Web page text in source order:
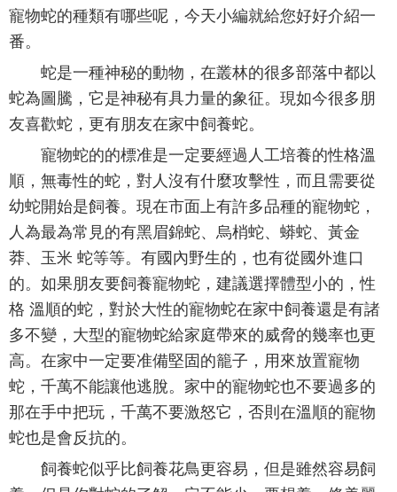
寵物蛇的種類有哪些呢，今天小編就給您好好介紹一
番。
蛇是一種神秘的動物，在叢林的很多部落中都以
蛇為圖騰，它是神秘有具力量的象征。現如今很多朋
友喜歡蛇，更有朋友在家中飼養蛇。
寵物蛇的的標准是一定要經過人工培養的性格溫
順，無毒性的蛇，對人沒有什麼攻擊性，而且需要從
幼蛇開始是飼養。現在市面上有許多品種的寵物蛇，
人為最為常見的有黑眉錦蛇、烏梢蛇、蟒蛇、黃金
莽、玉米 蛇等等。有國內野生的，也有從國外進口
的。如果朋友要飼養寵物蛇，建議選擇體型小的，性
格 溫順的蛇，對於大性的寵物蛇在家中飼養還是有諸
多不變，大型的寵物蛇給家庭帶來的威脅的幾率也更
高。在家中一定要准備堅固的籠子，用來放置寵物
蛇，千萬不能讓他逃脫。家中的寵物蛇也不要過多的
那在手中把玩，千萬不要激怒它，否則在溫順的寵物
蛇也是會反抗的。
飼養蛇似乎比飼養花鳥更容易，但是雖然容易飼